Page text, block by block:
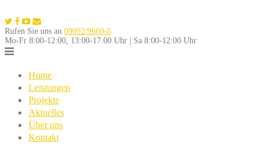
to
content
Rufen Sie uns an 09092/9660-6
Mo-Fr 8:00-12:00, 13:00-17:00 Uhr | Sa 8:00-12:00 Uhr
Home
Leistungen
Projekte
Aktuelles
Über uns
Kontakt